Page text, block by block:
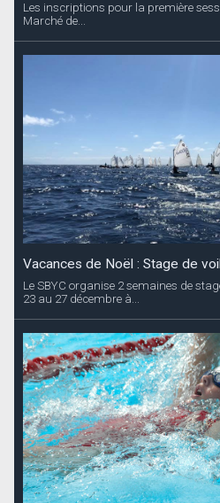
Les inscriptions pour la première
Marché de...
Vacances de Noël : Stage de
Le SBYC organise 2 semaines de
23 au 27 décembre à...